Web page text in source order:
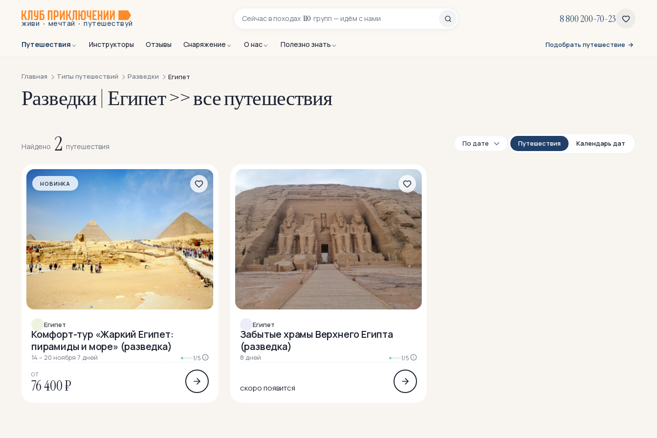
живи · мечтай · путешествуй
Сейчас в походах 110 групп — идём с нами 8 800 200-70-23
Путешествия Инструкторы Отзывы Снаряжение О нас Полезно знать Подобрать путешествие
Главная Типы путешествий Разведки Египет
Разведки | Египет >> все путешествия
Найдено 2 путешествия Путешествия Календарь дат
НОВИНКА
Египет
Комфорт-тур «Жаркий Египет:
пирамиды и море» (разведка)
14 – 20 ноября·7 дней 1/5
ОТ
76 400 ₽
Египет
Забытые храмы Верхнего Египта
(разведка)
8 дней 1/5
скоро появится